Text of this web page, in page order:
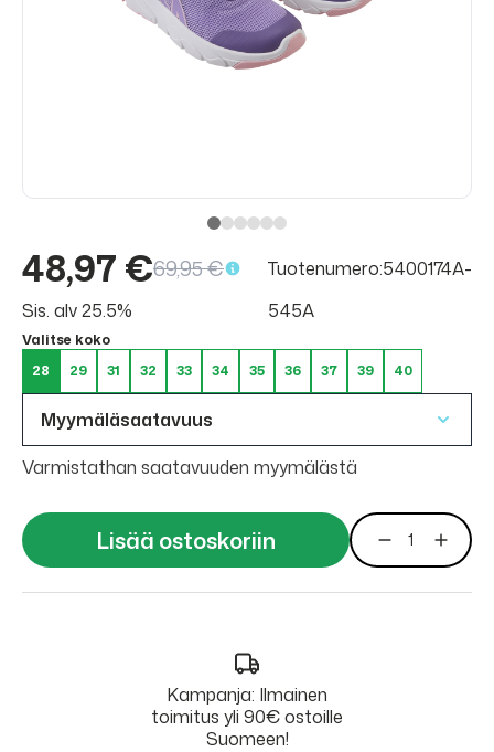
48,97 €69,95 €
Sis. alv 25.5%
Tuotenumero:5400174A-
545A
Valitse koko
28
29 31 32 33 34 35 36 37 39 40
Myymäläsaatavuus
Varmistathan saatavuuden myymälästä
Lisää ostoskoriin
Kampanja: Ilmainen
toimitus yli 90€ ostoille
Suomeen!